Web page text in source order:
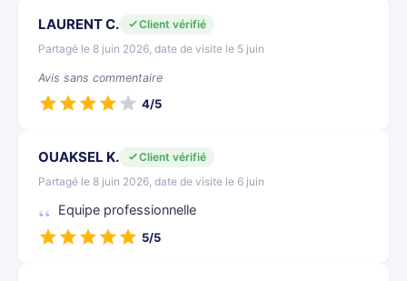
LAURENT C.
Client vérifié
Partagé le 8 juin 2026, date de visite le 5 juin
Avis sans commentaire
4/5
OUAKSEL K.
Client vérifié
Partagé le 8 juin 2026, date de visite le 6 juin
Equipe professionnelle
5/5